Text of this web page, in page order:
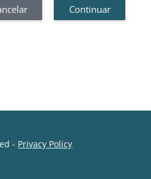
Continuar
- Privacy Policy